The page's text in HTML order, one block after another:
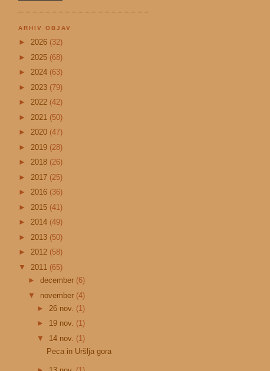
ARHIV OBJAV
► 2026 (32)
► 2025 (68)
► 2024 (63)
► 2023 (79)
► 2022 (42)
► 2021 (50)
► 2020 (47)
► 2019 (28)
► 2018 (26)
► 2017 (25)
► 2016 (36)
► 2015 (41)
► 2014 (49)
► 2013 (50)
► 2012 (58)
▼ 2011 (65)
► december (6)
▼ november (4)
► 26 nov. (1)
► 19 nov. (1)
▼ 14 nov. (1)
Peca in Uršlja gora